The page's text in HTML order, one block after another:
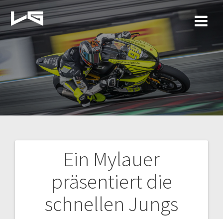
Zum
Inhalt
springen
Ein Mylauer
präsentiert die
schnellen Jungs
Beitragsnavigation